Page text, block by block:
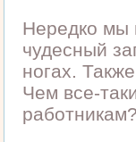
Нередко мы
чудесный
ногах.
Чем все-